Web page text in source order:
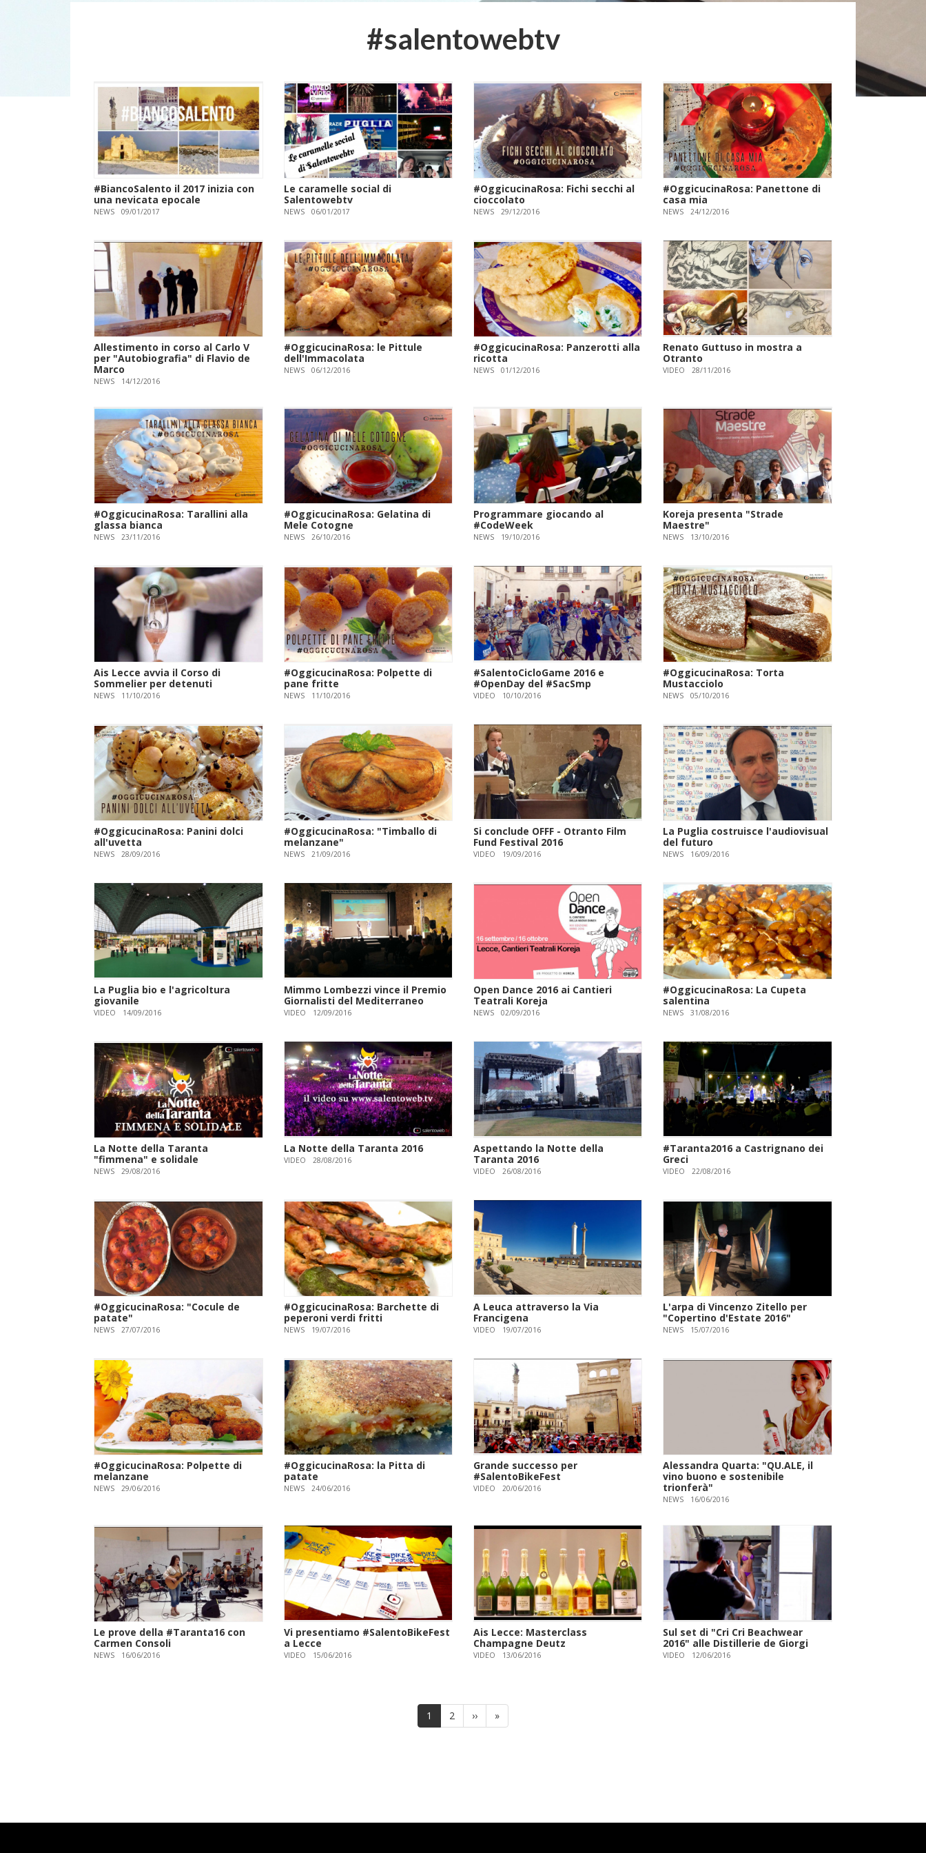
#salentowebtv
#BiancoSalento il 2017 inizia con
una nevicata epocale
NEWS 09/01/2017
Le caramelle social di
Salentowebtv
NEWS 06/01/2017
#OggicucinaRosa: Fichi secchi al
cioccolato
NEWS 29/12/2016
#OggicucinaRosa: Panettone di
casa mia
NEWS 24/12/2016
Allestimento in corso al Carlo V
per "Autobiografia" di Flavio de
Marco
NEWS 14/12/2016
#OggicucinaRosa: le Pittule
dell'Immacolata
NEWS 06/12/2016
#OggicucinaRosa: Panzerotti alla
ricotta
NEWS 01/12/2016
Renato Guttuso in mostra a
Otranto
VIDEO 28/11/2016
#OggicucinaRosa: Tarallini alla
glassa bianca
NEWS 23/11/2016
#OggicucinaRosa: Gelatina di
Mele Cotogne
NEWS 26/10/2016
Programmare giocando al
#CodeWeek
NEWS 19/10/2016
Koreja presenta "Strade
Maestre"
NEWS 13/10/2016
Ais Lecce avvia il Corso di
Sommelier per detenuti
NEWS 11/10/2016
#OggicucinaRosa: Polpette di
pane fritte
NEWS 11/10/2016
#SalentoCicloGame 2016 e
#OpenDay del #SacSmp
VIDEO 10/10/2016
#OggicucinaRosa: Torta
Mustacciolo
NEWS 05/10/2016
#OggicucinaRosa: Panini dolci
all'uvetta
NEWS 28/09/2016
#OggicucinaRosa: "Timballo di
melanzane"
NEWS 21/09/2016
Si conclude OFFF - Otranto Film
Fund Festival 2016
VIDEO 19/09/2016
La Puglia costruisce l'audiovisual
del futuro
NEWS 16/09/2016
La Puglia bio e l'agricoltura
giovanile
VIDEO 14/09/2016
Mimmo Lombezzi vince il Premio
Giornalisti del Mediterraneo
VIDEO 12/09/2016
Open Dance 2016 ai Cantieri
Teatrali Koreja
NEWS 02/09/2016
#OggicucinaRosa: La Cupeta
salentina
NEWS 31/08/2016
La Notte della Taranta
"fimmena" e solidale
NEWS 29/08/2016
La Notte della Taranta 2016
VIDEO 28/08/2016
Aspettando la Notte della
Taranta 2016
VIDEO 26/08/2016
#Taranta2016 a Castrignano dei
Greci
VIDEO 22/08/2016
#OggicucinaRosa: "Cocule de
patate"
NEWS 27/07/2016
#OggicucinaRosa: Barchette di
peperoni verdi fritti
NEWS 19/07/2016
A Leuca attraverso la Via
Francigena
VIDEO 19/07/2016
L'arpa di Vincenzo Zitello per
"Copertino d'Estate 2016"
NEWS 15/07/2016
#OggicucinaRosa: Polpette di
melanzane
NEWS 29/06/2016
#OggicucinaRosa: la Pitta di
patate
NEWS 24/06/2016
Grande successo per
#SalentoBikeFest
VIDEO 20/06/2016
Alessandra Quarta: "QU.ALE, il
vino buono e sostenibile
trionferà"
NEWS 16/06/2016
Le prove della #Taranta16 con
Carmen Consoli
NEWS 16/06/2016
Vi presentiamo #SalentoBikeFest
a Lecce
VIDEO 15/06/2016
Ais Lecce: Masterclass
Champagne Deutz
VIDEO 13/06/2016
Sul set di "Cri Cri Beachwear
2016" alle Distillerie de Giorgi
VIDEO 12/06/2016
Pagina
attuale
1 Page
2
Pagina
successiva
››
Ultima
pagina
»